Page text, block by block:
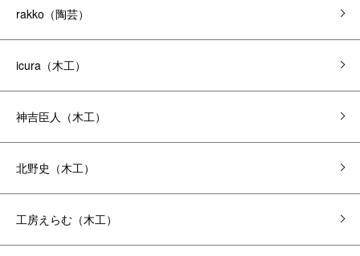
rakko（陶芸）
icura（木工）
神吉臣人（木工）
北野史（木工）
工房えらむ（木工）